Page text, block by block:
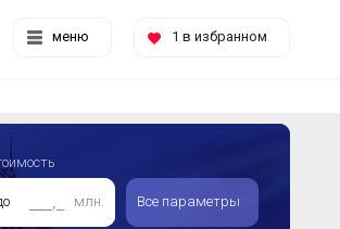
меню 1 в избранном
млн. Все параметры